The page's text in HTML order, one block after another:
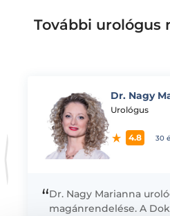
További urológus
Dr. Nagy
Urológus
4.8 30
“Dr. Nagy Marianna
magánrendelése. A